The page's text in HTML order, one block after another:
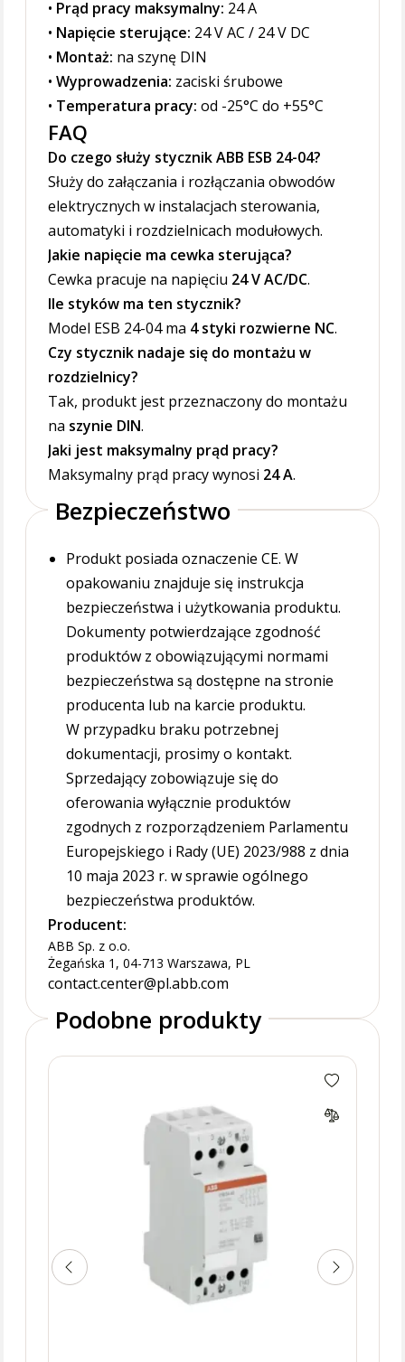
• Prąd pracy maksymalny: 24 A
• Napięcie sterujące: 24 V AC / 24 V DC
• Montaż: na szynę DIN
•Wyprowadzenia: zaciski śrubowe
• Temperatura pracy: od -25°C do +55°C
FAQ
Do czego służy stycznik ABB ESB 24-04?
Służy do załączania i rozłączania obwodów
elektrycznych w instalacjach sterowania,
automatyki i rozdzielnicach modułowych.
Jakie napięcie ma cewka sterująca?
Cewka pracuje na napięciu 24 V AC/DC.
Ile styków ma ten stycznik?
Model ESB 24-04 ma 4 styki rozwierne NC.
Czy stycznik nadaje się do montażu w
rozdzielnicy?
Tak, produkt jest przeznaczony do montażu
na szynie DIN.
Jaki jest maksymalny prąd pracy?
Maksymalny prąd pracy wynosi 24 A.
Bezpieczeństwo
Produkt posiada oznaczenie CE. W
opakowaniu znajduje się instrukcja
bezpieczeństwa i użytkowania produktu.
Dokumenty potwierdzające zgodność
produktów z obowiązującymi normami
bezpieczeństwa są dostępne na stronie
producenta lub na karcie produktu.
W przypadku braku potrzebnej
dokumentacji, prosimy o kontakt.
Sprzedający zobowiązuje się do
oferowania wyłącznie produktów
zgodnych z rozporządzeniem Parlamentu
Europejskiego i Rady (UE) 2023/988 z dnia
10 maja 2023 r. w sprawie ogólnego
bezpieczeństwa produktów.
Producent:
ABB Sp. z o.o.
Żegańska 1, 04-713 Warszawa, PL
contact.center@pl.abb.com
Podobne produkty